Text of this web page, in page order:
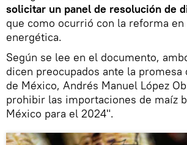
solicitar un panel de resolución de
que como ocurrió con la reforma en
energética.
Según se lee en el documento,
dicen preocupados ante la
de México, Andrés Manuel López
prohibir las importaciones de maíz
México para el 2024".